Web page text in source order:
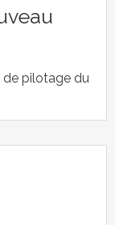
de pilotage du